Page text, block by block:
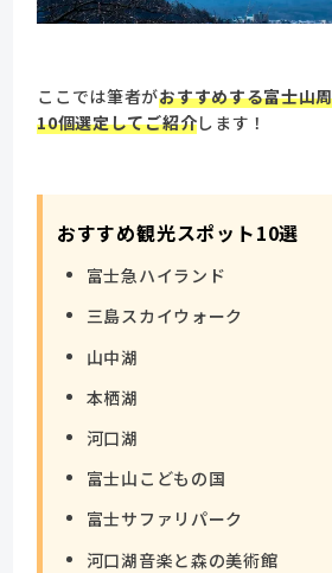
ここでは筆者がおすすめする富士山
10個選定してご紹介します！
おすすめ観光スポット10選
富士急ハイランド
三島スカイウォーク
山中湖
本栖湖
河口湖
富士山こどもの国
富士サファリパーク
河口湖音楽と森の美術館